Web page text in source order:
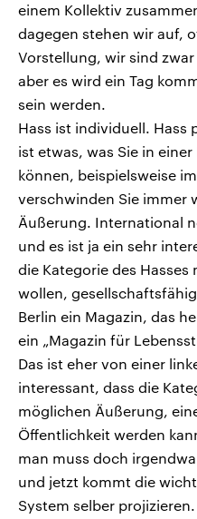
einem Kollektiv
dagegen stehen wir auf,
Vorstellung, wir sind
aber es wird ein Tag
sein werden.
Hass ist individuell. Hass
ist etwas, was Sie in
können, beispielsweise
verschwinden Sie immer
Äußerung. International
und es ist ja ein sehr
die Kategorie des
wollen,
Berlin ein Magazin, das
ein „Magazin für
Das ist eher von einer
interessant, dass die
möglichen Äußerung,
Öffentlichkeit werden
man muss doch
und jetzt kommt die
System selber